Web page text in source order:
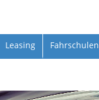
Leasing Fahrschulen